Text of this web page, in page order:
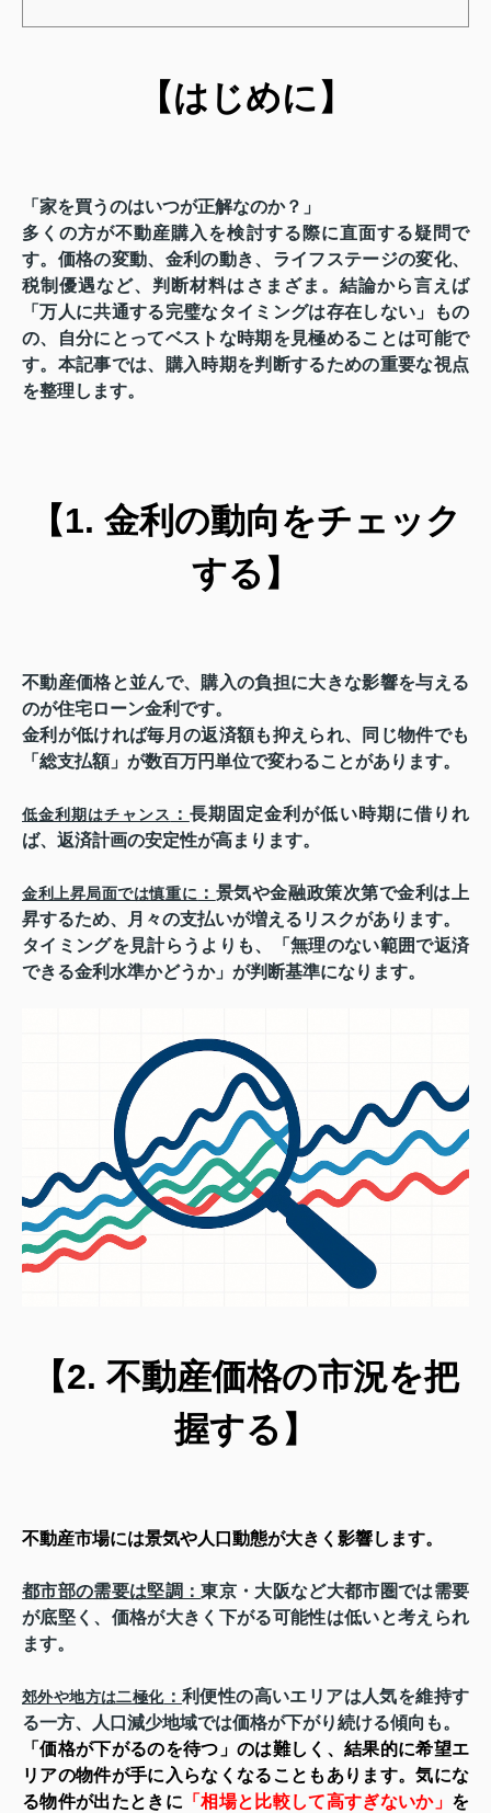
【はじめに】
「家を買うのはいつが正解なのか？」
多くの方が不動産購入を検討する際に直面する疑問で
す。価格の変動、金利の動き、ライフステージの変化、
税制優遇など、判断材料はさまざま。結論から言えば
「万人に共通する完璧なタイミングは存在しない」もの
の、自分にとってベストな時期を見極めることは可能で
す。本記事では、購入時期を判断するための重要な視点
を整理します。
【1. 金利の動向をチェック
する】
不動産価格と並んで、購入の負担に大きな影響を与える
のが住宅ローン金利です。
金利が低ければ毎月の返済額も抑えられ、同じ物件でも
「総支払額」が数百万円単位で変わることがあります。
低金利期はチャンス ： 長期固定金利が低い時期に借りれ
ば、返済計画の安定性が高まります。
金利上昇局面では慎重に ： 景気や金融政策次第で金利は上
昇するため、月々の支払いが増えるリスクがあります。
タイミングを見計らうよりも、「無理のない範囲で返済
できる金利水準かどうか」が判断基準になります。
【2. 不動産価格の市況を把
握する】
不動産市場には景気や人口動態が大きく影響します。
都市部の需要は堅調 ：東京・大阪など大都市圏では需要
が底堅く、価格が大きく下がる可能性は低いと考えられ
ます。
郊外や地方は二極化：利便性の高いエリアは人気を維持す
る一方、人口減少地域では価格が下がり続ける傾向も。
「価格が下がるのを待つ」のは難しく、結果的に希望エ
リアの物件が手に入らなくなることもあります。気にな
る物件が出たときに 「相場と比較して高すぎないか」 を